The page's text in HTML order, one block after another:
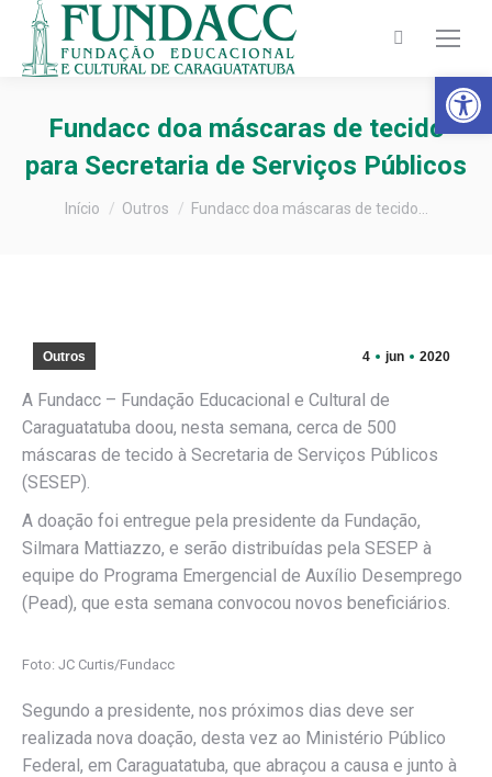
Barra de
Search:
Fundacc doa máscaras de tecido
para Secretaria de Serviços Públicos
Você está aqui:
Início Outros Fundacc doa máscaras de tecido…
4 jun 2020
Outros
A Fundacc – Fundação Educacional e Cultural de
Caraguatatuba doou, nesta semana, cerca de 500
máscaras de tecido à Secretaria de Serviços Públicos
(SESEP).
A doação foi entregue pela presidente da Fundação,
Silmara Mattiazzo, e serão distribuídas pela SESEP à
equipe do Programa Emergencial de Auxílio Desemprego
(Pead), que esta semana convocou novos beneficiários.
Foto: JC Curtis/Fundacc
Segundo a presidente, nos próximos dias deve ser
realizada nova doação, desta vez ao Ministério Público
Federal, em Caraguatatuba, que abraçou a causa e junto à